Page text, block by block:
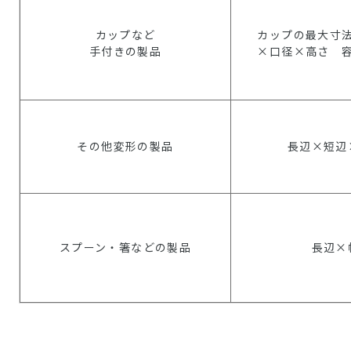
カップなど
手付きの製品
カップの最大寸
×口径×高さ 容
その他変形の製品 長辺×短
スプーン・箸などの製品 長辺×